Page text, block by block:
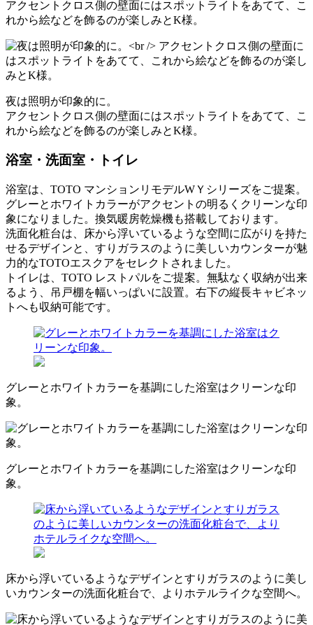
アクセントクロス側の壁面にはスポットライトをあてて、こ
れから絵などを飾るのが楽しみとK様。
夜は照明が印象的に。
アクセントクロス側の壁面にはスポットライトをあてて、こ
れから絵などを飾るのが楽しみとK様。
浴室・洗面室・トイレ
浴室は、TOTO マンションリモデルWＹシリーズをご提案。
グレーとホワイトカラーがアクセントの明るくクリーンな印
象になりました。換気暖房乾燥機も搭載しております。
洗面化粧台は、床から浮いているような空間に広がりを持た
せるデザインと、すりガラスのように美しいカウンターが魅
力的なTOTOエスクアをセレクトされました。
トイレは、TOTO レストパルをご提案。無駄なく収納が出来
るよう、吊戸棚を幅いっぱいに設置。右下の縦長キャビネッ
トへも収納可能です。
グレーとホワイトカラーを基調にした浴室はクリーンな印
象。
グレーとホワイトカラーを基調にした浴室はクリーンな印
象。
床から浮いているようなデザインとすりガラスのように美し
いカウンターの洗面化粧台で、よりホテルライクな空間へ。